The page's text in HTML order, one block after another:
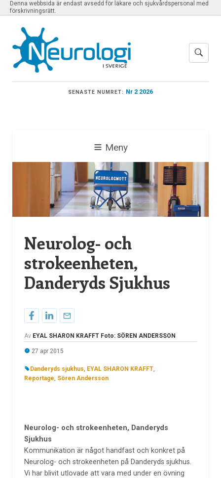
Denna webbsida är endast avsedd för läkare och sjukvårdspersonal med
förskrivningsrätt.
SENASTE NUMRET: Nr 2 2026
Meny
Neurolog- och
strokeenheten,
Danderyds Sjukhus
Av EYAL SHARON KRAFFT Foto: SÖREN ANDERSSON
27 apr 2015
Danderyds sjukhus, EYAL SHARON KRAFFT,
Reportage, Sören Andersson
Neurolog- och strokeenheten, Danderyds
Sjukhus
Kommunikation är något handfast och konkret på
Neurolog- och strokeenheten på Danderyds sjukhus.
Vi har blivit utlovade att vara med under en övning